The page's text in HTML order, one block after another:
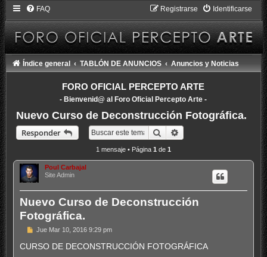
FAQ Identificarse
Registrarse
Índice general TABLÓN DE ANUNCIOS Anuncios y Noticias
FORO OFICIAL PERCEPTO ARTE
- Bienvenid@ al Foro Oficial Percepto Arte -
Nuevo Curso de Deconstrucción Fotográfica.
Responder Buscar
1 mensaje • Página 1 de 1
Poul Carbajal
Site Admin
Nuevo Curso de Deconstrucción
Fotográfica.
M
n
Jue Mar 10, 2016 9:29 pm
CURSO DE DECONSTRUCCIÓN FOTOGRÁFICA